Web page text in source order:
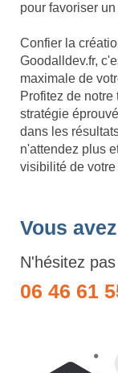
pour favoriser
Confier la
Goodalldev.fr,
maximale de
Profitez de
stratégie
dans les
n'attendez plus
visibilité de
Vous
N'hésitez
06 46 61